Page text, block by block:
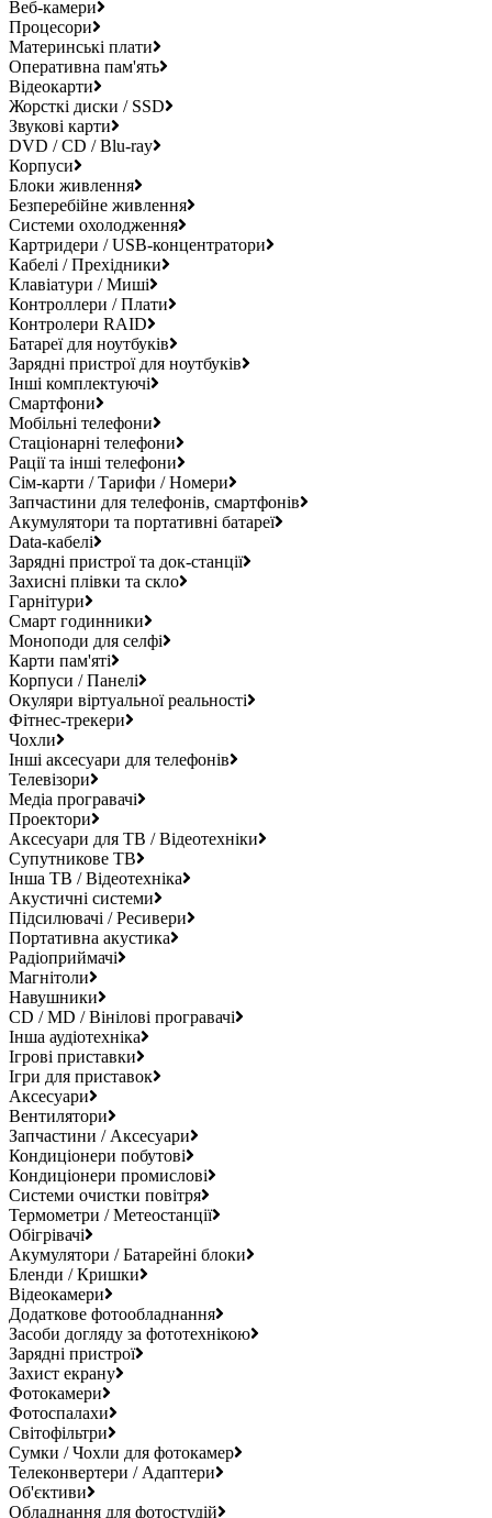
Веб-камери
Процесори
Материнські плати
Оперативна пам'ять
Відеокарти
Жорсткі диски / SSD
Звукові карти
DVD / CD / Blu-ray
Корпуси
Блоки живлення
Безперебійне живлення
Системи охолодження
Картридери / USB-концентратори
Кабелі / Прехідники
Клавіатури / Миші
Контроллери / Плати
Контролери RAID
Батареї для ноутбуків
Зарядні пристрої для ноутбуків
Інші комплектуючі
Смартфони
Мобільні телефони
Стаціонарні телефони
Рації та інші телефони
Сім-карти / Тарифи / Номери
Запчастини для телефонів, смартфонів
Акумулятори та портативні батареї
Data-кабелі
Зарядні пристрої та док-станції
Захисні плівки та скло
Гарнітури
Смарт годинники
Моноподи для селфі
Карти пам'яті
Корпуси / Панелі
Окуляри віртуальної реальності
Фітнес-трекери
Чохли
Інші аксесуари для телефонів
Телевізори
Медіа програвачі
Проектори
Аксесуари для ТВ / Відеотехніки
Супутникове ТВ
Інша ТВ / Відеотехніка
Акустичні системи
Підсилювачі / Ресивери
Портативна акустика
Радіоприймачі
Магнітоли
Навушники
CD / MD / Вінілові програвачі
Інша аудіотехніка
Ігрові приставки
Ігри для приставок
Аксесуари
Вентилятори
Запчастини / Аксесуари
Кондиціонери побутові
Кондиціонери промислові
Системи очистки повітря
Термометри / Метеостанції
Обігрівачі
Акумулятори / Батарейні блоки
Бленди / Кришки
Відеокамери
Додаткове фотообладнання
Засоби догляду за фототехнікою
Зарядні пристрої
Захист екрану
Фотокамери
Фотоспалахи
Світофільтри
Сумки / Чохли для фотокамер
Телеконвертери / Адаптери
Об'єктиви
Обладнання для фотостудій